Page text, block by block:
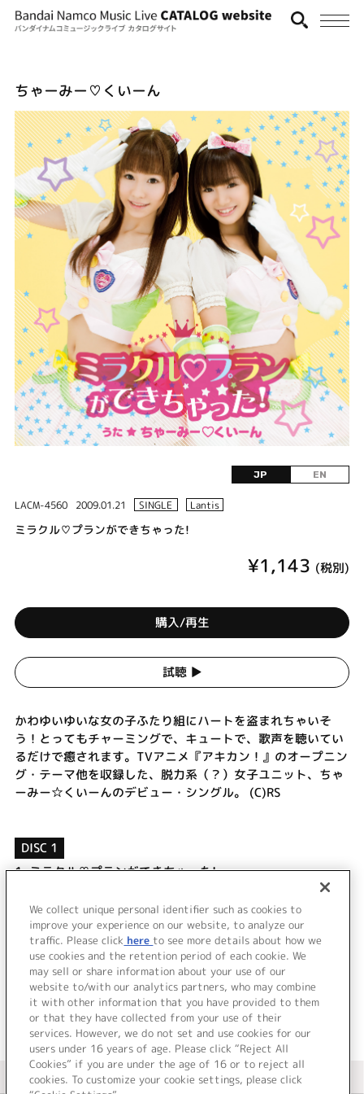
ちゃーみー♡くいーん
JP EN
LACM-4560 2009.01.21 SINGLE Lantis
ミラクル♡プランができちゃった!
¥1,143 (税別)
購入/再生
試聴 ▶︎
かわゆいゆいな女の子ふたり組にハートを盗まれちゃいそ
う！とってもチャーミングで、キュートで、歌声を聴いてい
るだけで癒されます。TVアニメ『アキカン！』のオープニン
グ・テーマ他を収録した、脱力系（？）女子ユニット、ちゃ
ーみー☆くいーんのデビュー・シングル。 (C)RS
DISC 1
1.ミラクル♡プランができちゃった!
ミラクル♡プランができちゃった! (Off Vocal)
Lesson!Lesson! (Off Vocal)
＜ BACK
＜ カタログサイト トップページへ
We collect unique personal identifier such as cookies to
improve your experience on our website, to analyze our
traffic. Please click here to see more details about how we
use cookies and the retention period of each cookie. We
may sell or share information about your use of our
website to/with our analytics partners, who may combine
it with other information that you have provided to them
or that they have collected from your use of their
services. However, we do not set and use cookies for our
users under 16 years of age. Please click “Reject All
Cookies” if you are under the age of 16 or to reject all
cookies. To customize your cookie settings, please click